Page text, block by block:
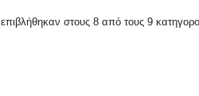
στους 8 από τους 9